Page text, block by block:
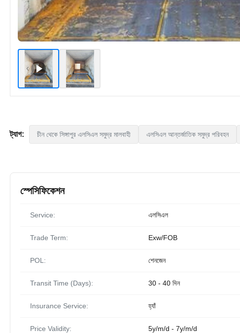
ট্যাগ: চীন থেকে সিঙ্গাপুর এলসিএল সমুদ্র মালবাহী এলসিএল আন্তর্জাতিক সমুদ্র পরিবহন
স্পেসিফিকেশন
Service: এলসিএল
Trade Term: Exw/FOB
POL: শেনজেন
Transit Time (Days): 30 - 40 দিন
Insurance Service: হ্যাঁ
Price Validity: 5y/m/d - 7y/m/d